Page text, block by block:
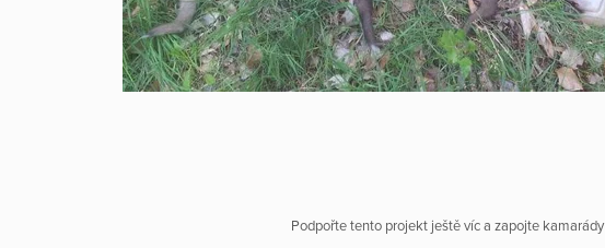
Podpořte tento projekt ještě víc a zapojte kamarády